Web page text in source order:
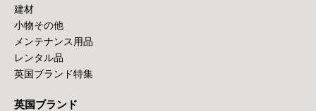
建材
小物その他
メンテナンス用品
レンタル品
英国ブランド特集
英国ブランド